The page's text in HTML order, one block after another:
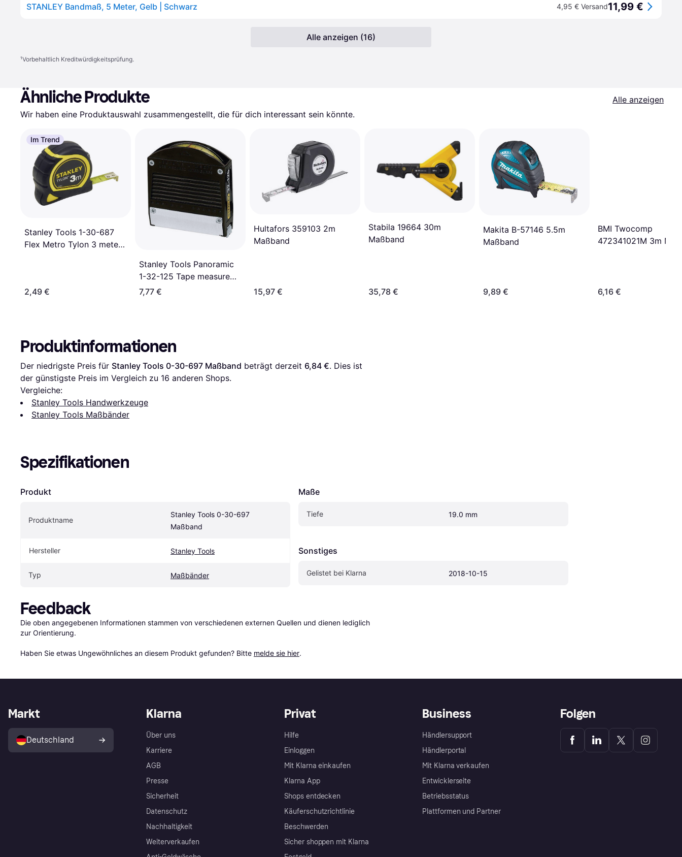
STANLEY Bandmaß, 5 Meter, Gelb | Schwarz 4,95 € Versand11,99 €
Alle anzeigen (16)
¹Vorbehaltlich Kreditwürdigkeitsprüfung.
Ähnliche Produkte
Alle anzeigen
Wir haben eine Produktauswahl zusammengestellt, die für dich interessant sein könnte.
Im Trend
Stanley Tools 1-30-687
Flex Metro Tylon 3 meter
2,49 €
Stanley Tools Panoramic
1-32-125 Tape measure
Maßband
7,77 €
Hultafors 359103 2m
Maßband
15,97 €
Stabila 19664 30m
Maßband
35,78 €
Makita B-57146 5.5m
Maßband
9,89 €
BMI Twocomp
472341021M 3m
6,16 €
Produktinformationen
Der niedrigste Preis für Stanley Tools 0-30-697 Maßband beträgt derzeit 6,84 €. Dies ist
der günstigste Preis im Vergleich zu 16 anderen Shops.
Vergleiche:
Stanley Tools Handwerkzeuge
Stanley Tools Maßbänder
Spezifikationen
Produkt
Produktname
Stanley Tools 0-30-697
Maßband
Hersteller Stanley Tools
Typ Maßbänder
Maße
Tiefe 19.0 mm
Sonstiges
Gelistet bei Klarna 2018-10-15
Feedback
Die oben angegebenen Informationen stammen von verschiedenen externen Quellen und dienen lediglich
zur Orientierung.
Haben Sie etwas Ungewöhnliches an diesem Produkt gefunden? Bitte melde sie hier.
Klarna
Über uns
Karriere
AGB
Presse
Sicherheit
Datenschutz
Nachhaltigkeit
Weiterverkaufen
Privat
Hilfe
Einloggen
Mit Klarna einkaufen
Klarna App
Shops entdecken
Käuferschutzrichtlinie
Beschwerden
Sicher shoppen mit Klarna
Business
Händlersupport
Händlerportal
Mit Klarna verkaufen
Entwicklerseite
Betriebsstatus
Plattformen und Partner
Markt
Deutschland
Folgen